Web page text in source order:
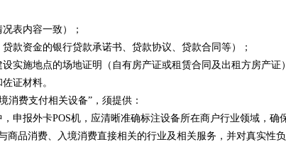
表内容一致）；
资金的银行贷款承诺书、贷款协议、贷款合同等）；
施地点的场地证明（自有房产证或租赁合同及出租方房产证
证材料。
费支付相关设备”，须提供：
报外卡POS机，应清晰准确标注设备所在商户行业领域，确
品消费、入境消费直接相关的行业及相关服务，并对真实性